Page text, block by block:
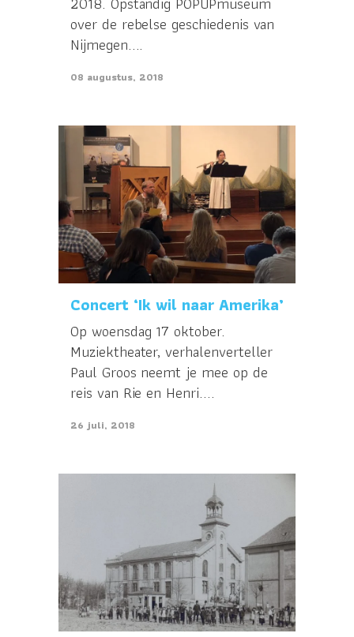
over de rebelse geschiedenis van
Nijmegen....
08 augustus, 2018
Concert ‘Ik wil naar Amerika’
Op woensdag 17 oktober.
Muziektheater, verhalenverteller
Paul Groos neemt je mee op de
reis van Rie en Henri....
26 juli, 2018